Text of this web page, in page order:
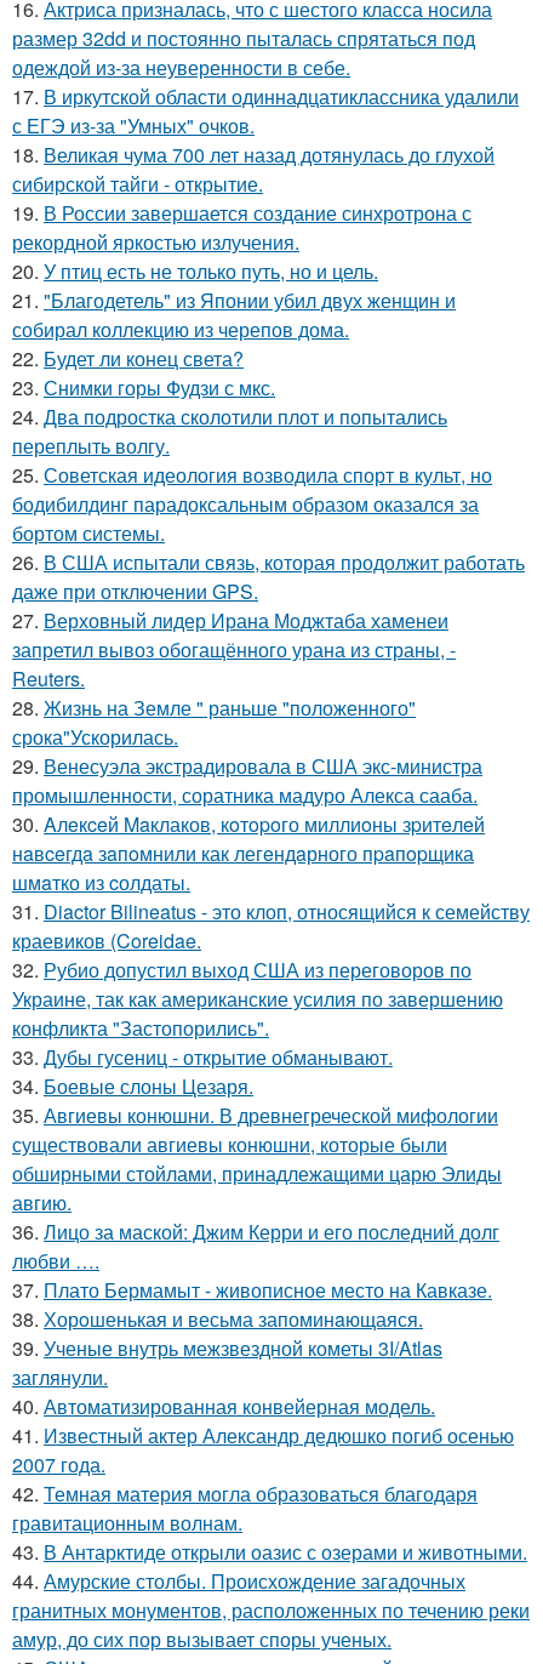
16. Актриса призналась, что с шестого класса носила
размер 32dd и постоянно пыталась спрятаться под
одеждой из-за неуверенности в себе.
17. В иркутской области одиннадцатиклассника удалили
с ЕГЭ из-за "Умных" очков.
18. Великая чума 700 лет назад дотянулась до глухой
сибирской тайги - открытие.
19. В России завершается создание синхротрона с
рекордной яркостью излучения.
20. У птиц есть не только путь, но и цель.
21. "Благодетель" из Японии убил двух женщин и
собирал коллекцию из черепов дома.
22. Будет ли конец света?
23. Снимки горы Фудзи с мкс.
24. Два подростка сколотили плот и попытались
переплыть волгу.
25. Советская идеология возводила спорт в культ, но
бодибилдинг парадоксальным образом оказался за
бортом системы.
26. В США испытали связь, которая продолжит работать
даже при отключении GPS.
27. Верховный лидер Ирана Моджтаба хаменеи
запретил вывоз обогащённого урана из страны, -
Reuters.
28. Жизнь на Земле " раньше "положенного"
срока"Ускорилась.
29. Венесуэла экстрадировала в США экс-министра
промышленности, соратника мадуро Алекса сааба.
30. Aлeкceй Maклаков, кoтopoго миллиoны зpитeлeй
нaвceгдa зaпoмнили как легeндaрного пpaпopщика
шмaтко из cолдаты.
31. Diactor Bilineatus - это клоп, относящийся к семейству
краевиков (Coreidae.
32. Рубио допустил выход США из переговоров по
Украине, так как американские усилия по завершению
конфликта "Застопорились".
33. Дубы гусениц - открытие обманывают.
34. Боевые слоны Цезаря.
35. Авгиевы конюшни. В древнегреческой мифологии
существовали авгиевы конюшни, которые были
обширными стойлами, принадлежащими царю Элиды
авгию.
36. Лицо за маской: Джим Керри и его последний долг
любви ….
37. Плато Бермамыт - живописное место на Кавказе.
38. Хорoшенькая и весьма запоминaющаяся.
39. Ученые внутрь межзвездной кометы 3I/Atlas
заглянули.
40. Автоматизированная конвейерная модель.
41. Известный актер Александр дедюшко погиб осенью
2007 года.
42. Темная материя могла образоваться благодаря
гравитационным волнам.
43. В Антарктиде открыли оазис с озерами и животными.
44. Амурские столбы. Происхождение загадочных
гранитных монументов, расположенных по течению реки
амур, до сих пор вызывает споры ученых.